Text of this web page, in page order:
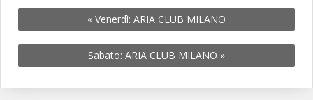
« Venerdì: ARIA CLUB MILANO
Sabato: ARIA CLUB MILANO »